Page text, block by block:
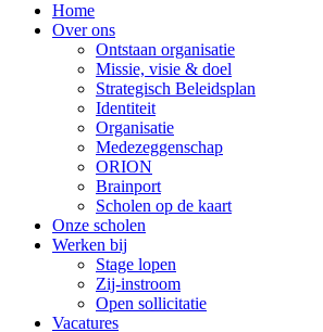
Home
Over ons
Ontstaan organisatie
Missie, visie & doel
Strategisch Beleidsplan
Identiteit
Organisatie
Medezeggenschap
ORION
Brainport
Scholen op de kaart
Onze scholen
Werken bij
Stage lopen
Zij-instroom
Open sollicitatie
Vacatures